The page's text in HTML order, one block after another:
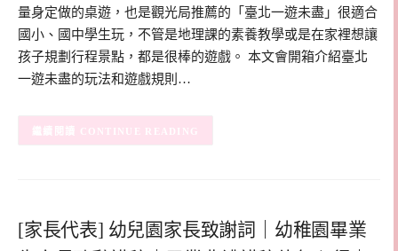
量身定做的桌遊，也是觀光局推薦的「臺北一遊未盡」很適合
國小、國中學生玩，不管是地理課的素養教學或是在家裡想讓
孩子規劃行程景點，都是很棒的遊戲。 本文會開箱介紹臺北
一遊未盡的玩法和遊戲規則…
CONTINUE READING
[家長代表] 幼兒園家長致謝詞｜幼稚園畢業